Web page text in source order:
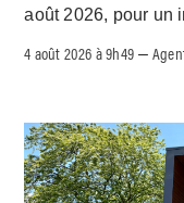
août 2026, pour un
4 août 2026 à 9h49 –